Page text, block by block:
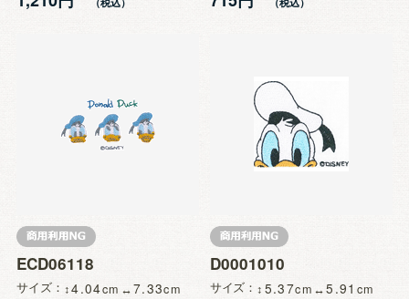
ECD06118
サイズ 4.04 7.33
D0001010
サイズ 5.37 5.91